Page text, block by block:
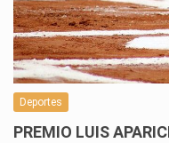
Deportes
PREMIO LUIS